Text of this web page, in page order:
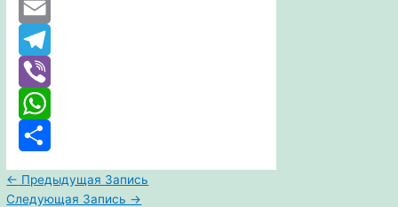
Twitter
Email
Telegram
Viber
WhatsApp
Отправить
← Предыдущая Запись
Следующая Запись →